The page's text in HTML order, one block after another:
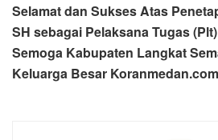
Selamat dan Sukses Atas
SH sebagai Pelaksana Tugas
Semoga Kabupaten Langkat
Keluarga Besar